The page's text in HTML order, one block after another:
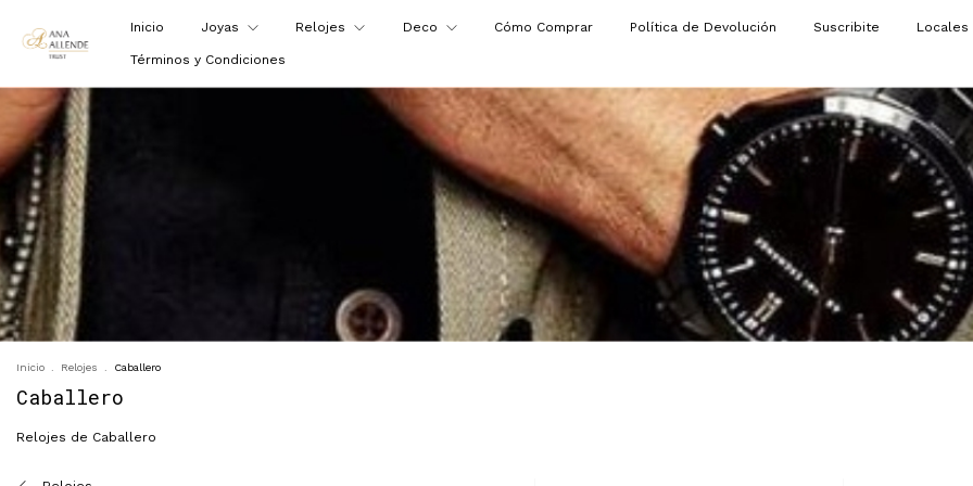
Inicio Joyas Relojes Deco Cómo Comprar Política de Devolución Suscribite Locales
Términos y Condiciones
Inicio Relojes Caballero
Caballero
Relojes de Caballero